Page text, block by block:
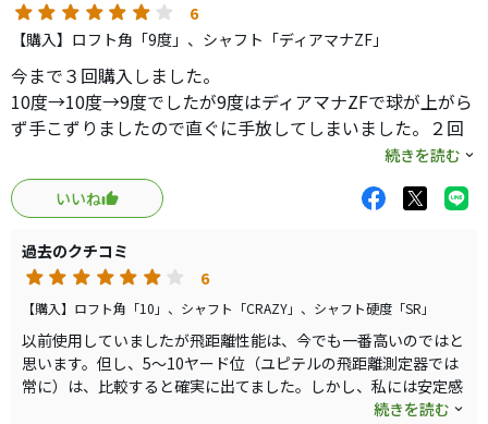
6
【購入】ロフト角「9度」、シャフト「ディアマナZF」
今まで３回購入しました。
10度→10度→9度でしたが9度はディアマナZFで球が上がら
ず手こずりましたので直ぐに手放してしまいました。２回
目の10度は音が少し金属音混じりでしたが1回目と3回目は
BM435らしい少し硬めの打感と低めの音で弾き感も感じい
かにも球が強い感じがして良かったです。難しいクラブで
うかもしれません。１度使用するとその弾き感が忘れられ
ないと思います。
続きを読む
いいね
過去のクチコミ
6
【購入】ロフト角「10」、シャフト「CRAZY」、シャフト硬度「SR」
以前使用していましたが飛距離性能は、今でも一番高いのではと
思います。但し、5〜10ヤード位（ユピテルの飛距離測定器では
常に）は、比較すると確実に出てました。しかし、私には安定感
が悪く弾道も中〜低気味でチーピン持ちのため手放しました。
続きを読む